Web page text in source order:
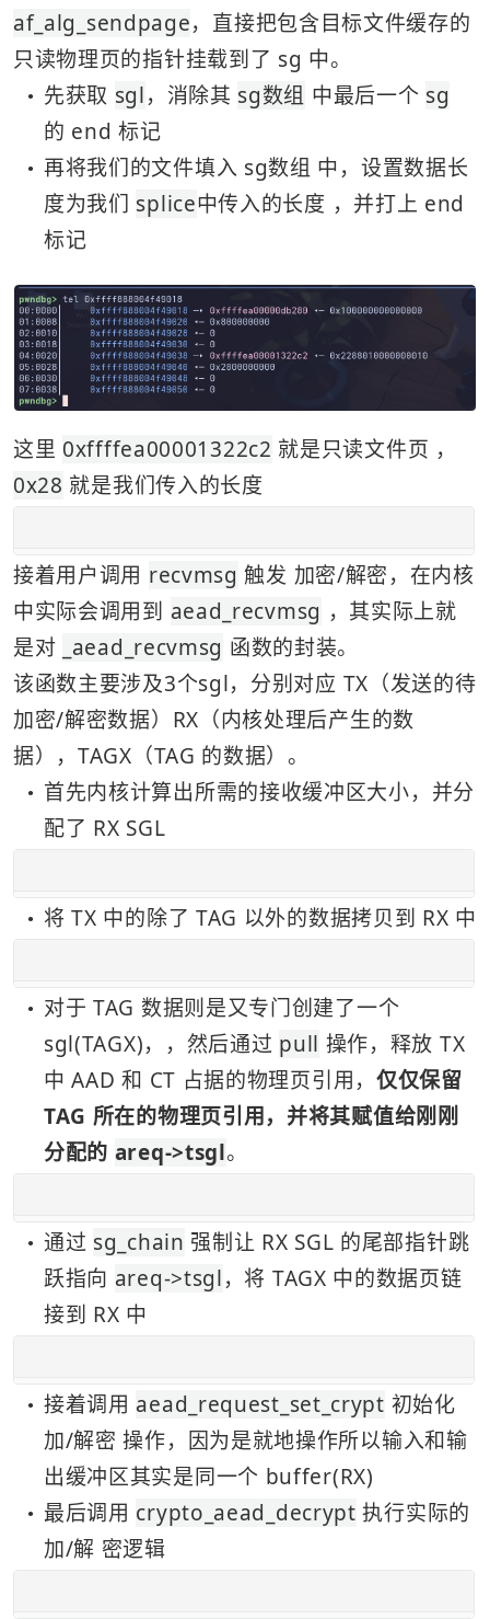
af_alg_sendpage，直接把包含目标文件缓存的
只读物理页的指针挂载到了 sg 中。
● 先获取 sgl，消除其 sg数组 中最后一个 sg
的 end 标记
●
再将我们的文件填入 sg数组 中，设置数据长
度为我们 splice中传入的长度 ，并打上 end
标记
这里 0xffffea00001322c2 就是只读文件页 ，
0x28 就是我们传入的长度
接着用户调用 recvmsg 触发 加密/解密，在内核
中实际会调用到 aead_recvmsg ，其实际上就
是对
_aead_recvmsg 函数的封装。
该函数主要涉及3个sgl，分别对应 TX（发送的待
加密/解密数据）RX（内核处理后产生的数
据），TAGX（TAG 的数据）。
●
首先内核计算出所需的接收缓冲区大小，并分
配了 RX SGL
● 将 TX 中的除了 TAG 以外的数据拷贝到 RX 中
●
对于 TAG 数据则是又专门创建了一个
sgl(TAGX)，，然后通过 pull 操作，释放 TX
中 AAD 和 CT 占据的物理页引用， 仅仅保留
TAG 所在的物理页引用，并将其赋值给刚刚
分配的 areq->tsgl。
● 通过 sg_chain 强制让 RX SGL 的尾部指针跳
跃指向 areq->tsgl，将 TAGX 中的数据页链
接到 RX 中
● 接着调用 aead_request_set_crypt 初始化
加/解密 操作，因为是就地操作所以输入和输
出缓冲区其实是同一个 buffer(RX)
● 最后调用 crypto_aead_decrypt 执行实际的
加/解 密逻辑